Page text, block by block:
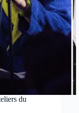
du